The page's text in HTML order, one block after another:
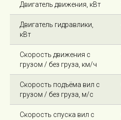
Двигатель движения, кВт
Двигатель гидравлики,
кВт
Скорость движения с
грузом / без груза, км/ч
Скорость подъёма вил с
грузом / без груза, м/с
Скорость спуска вил с